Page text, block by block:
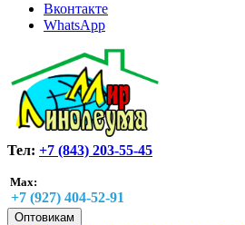
Вконтакте
WhatsApp
Тел: +7 (843) 203-55-45
Max:
+7 (927) 404-52-91
Оптовикам